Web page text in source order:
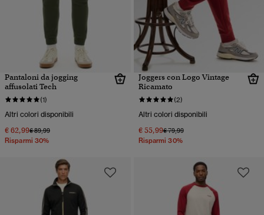
Pantaloni da jogging
affusolati Tech
(1)
Altri colori disponibili
€ 62,99Prezzo ridotto da
€ 89,99a
Risparmi 30%
Joggers con Logo Vintage
Ricamato
(2)
Altri colori disponibili
€ 55,99Prezzo ridotto da
€ 79,99a
Risparmi 30%